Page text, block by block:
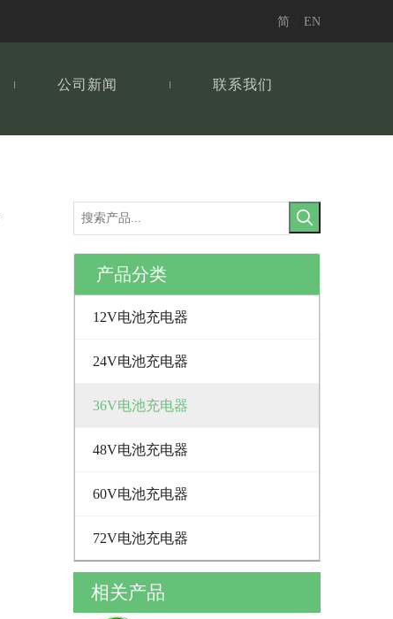
简 EN
公司新闻 联系我们
产品分类
12V电池充电器
24V电池充电器
36V电池充电器
48V电池充电器
60V电池充电器
72V电池充电器
相关产品